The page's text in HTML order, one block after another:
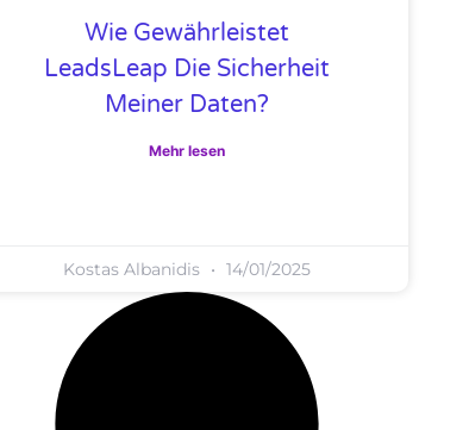
Wie Gewährleistet
LeadsLeap Die Sicherheit
Meiner Daten?
Mehr lesen
Kostas Albanidis 14/01/2025